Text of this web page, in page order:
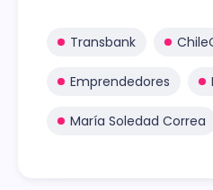
Transbank
Emprendedores
María Soledad Correa